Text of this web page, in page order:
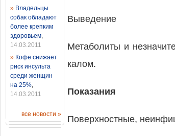
» Владельцы
собак обладают
более крепким
здоровьем,
14.03.2011
» Кофе снижает
риск инсульта
среди женщин
на 25%,
14.03.2011
все новости »
Выведение
Метаболиты и
калом.
Показания
Поверхностные,